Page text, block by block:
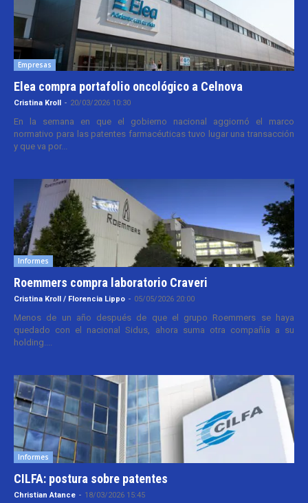
Empresas
Elea compra portafolio oncológico a Celnova
Cristina Kroll - 20/03/2026 10:30
En la semana en que el gobierno nacional aggiornó el marco
normativo para las patentes farmacéuticas tuvo lugar una transacción
y que va por...
Informes
Roemmers compra laboratorio Craveri
Cristina Kroll / Florencia Lippo - 05/05/2026 20:00
Menos de un año después de que el grupo Roemmers se haya
quedado con el nacional Sidus, ahora suma otra compañía a su
holding....
Informes
CILFA: postura sobre patentes
Christian Atance - 18/03/2026 15:45